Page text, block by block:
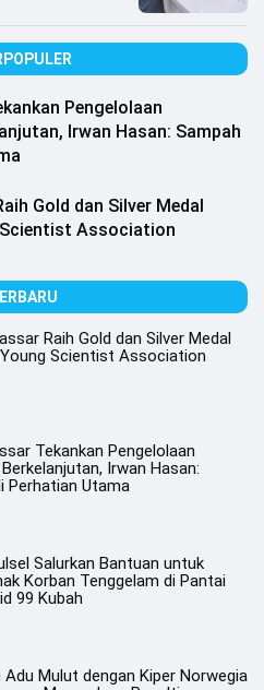
Pengelolaan
Irwan Hasan: Sampah
Gold dan Silver Medal
Association
Raih Gold dan Silver Medal
Scientist Association
Tekankan Pengelolaan
Irwan Hasan:
Perhatian Utama
Salurkan Bantuan untuk
Korban Tenggelam di Pantai
99 Kubah
Adu Mulut dengan Kiper Norwegia